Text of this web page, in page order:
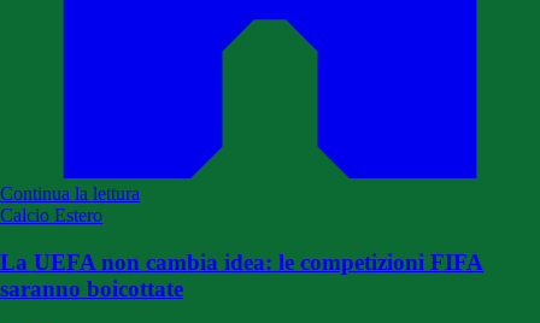
Continua la lettura
Calcio Estero
La UEFA non cambia idea: le competizioni FIFA
saranno boicottate